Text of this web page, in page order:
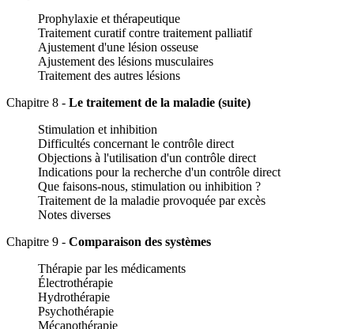
Prophylaxie et thérapeutique
Traitement curatif contre traitement palliatif
Ajustement d'une lésion osseuse
Ajustement des lésions musculaires
Traitement des autres lésions
Chapitre 8 - Le traitement de la maladie (suite)
Stimulation et inhibition
Difficultés concernant le contrôle direct
Objections à l'utilisation d'un contrôle direct
Indications pour la recherche d'un contrôle direct
Que faisons-nous, stimulation ou inhibition ?
Traitement de la maladie provoquée par excès
Notes diverses
Chapitre 9 - Comparaison des systèmes
Thérapie par les médicaments
Électrothérapie
Hydrothérapie
Psychothérapie
Mécanothérapie